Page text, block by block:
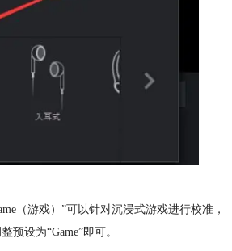
（游戏）”可以针对沉浸式游戏进行校准，
设为“Game”即可。